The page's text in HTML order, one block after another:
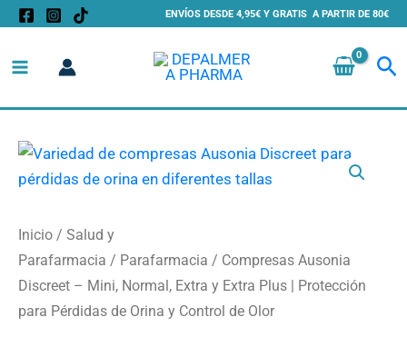
contenido
ENVÍOS DESDE 4,95€ Y GRATIS A PARTIR DE 80€
Inicio / Salud y
Parafarmacia / Parafarmacia / Compresas Ausonia
Discreet – Mini, Normal, Extra y Extra Plus | Protección
para Pérdidas de Orina y Control de Olor
Compresas
Ausonia
-
Mini,
Normal,
Extra